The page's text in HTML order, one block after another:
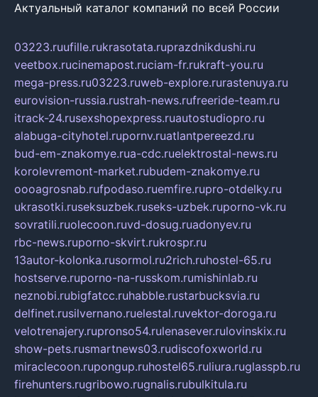
Актуальный каталог компаний по всей России
03223.ruufille.rukrasotata.ruprazdnikdushi.ru
veetbox.rucinemapost.ruciam-fr.rukraft-you.ru
mega-press.ru03223.ruweb-explore.rurastenuya.ru
eurovision-russia.rustrah-news.rufreeride-team.ru
itrack-24.rusexshopexpress.ruautostudiopro.ru
alabuga-cityhotel.rupornv.ruatlantpereezd.ru
bud-em-znakomye.rua-cdc.ruelektrostal-news.ru
korolevremont-market.rubudem-znakomye.ru
oooagrosnab.rufpodaso.ruemfire.rupro-otdelky.ru
ukrasotki.ruseksuzbek.ruseks-uzbek.ruporno-vk.ru
sovratili.ruolecoon.ruvd-dosug.ruadonyev.ru
rbc-news.ruporno-skvirt.rukrospr.ru
13autor-kolonka.rusormol.ru2rich.ruhostel-65.ru
hostserve.ruporno-na-russkom.rumishinlab.ru
neznobi.rubigfatcc.ruhabble.rustarbucksvia.ru
delfinet.rusilvernano.ruelestal.ruvektor-doroga.ru
velotrenajery.rupronso54.rulenasever.rulovinskix.ru
show-pets.rusmartnews03.rudiscofoxworld.ru
miraclecoon.rupongup.ruhostel65.ruliura.ruglasspb.ru
firehunters.rugribowo.rugnalis.rubulkitula.ru